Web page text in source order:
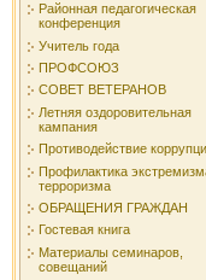
Районная педагогическая
конференция
Учитель года
ПРОФСОЮЗ
СОВЕТ ВЕТЕРАНОВ
Летняя оздоровительная
кампания
Противодействие
Профилактика
терроризма
ОБРАЩЕНИЯ ГРАЖДАН
Гостевая книга
Материалы семинаров,
совещаний